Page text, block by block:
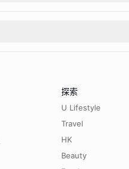
探索
U Lifestyle
Travel
HK
Beauty